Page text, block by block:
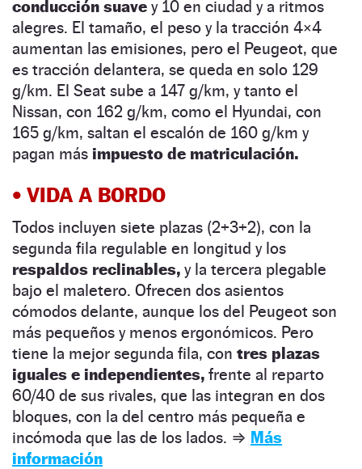
conducción suave y 10 en ciudad y a ritmos
alegres. El tamaño, el peso y la tracción 4×4
aumentan las emisiones, pero el Peugeot, que
es tracción delantera, se queda en solo 129
g/km. El Seat sube a 147 g/km, y tanto el
Nissan, con 162 g/km, como el Hyundai, con
165 g/km, saltan el escalón de 160 g/km y
pagan más impuesto de matriculación.
• VIDA A BORDO
Todos incluyen siete plazas (2+3+2), con la
segunda fila regulable en longitud y los
respaldos reclinables, y la tercera plegable
bajo el maletero. Ofrecen dos asientos
cómodos delante, aunque los del Peugeot son
más pequeños y menos ergonómicos. Pero
tiene la mejor segunda fila, con tres plazas
iguales e independientes, frente al reparto
60/40 de sus rivales, que las integran en dos
bloques, con la del centro más pequeña e
incómoda que las de los lados. ⇒ Más
información